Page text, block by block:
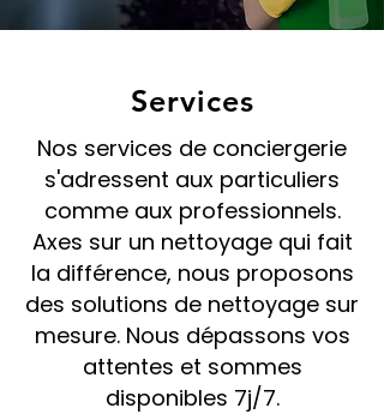
Services
Nos services de conciergerie
s'adressent aux particuliers
comme aux professionnels.
Axes sur un nettoyage qui fait
la différence, nous proposons
des solutions de nettoyage sur
mesure. Nous dépassons vos
attentes et sommes
disponibles 7j/7.